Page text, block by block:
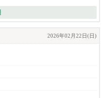
2026年02月22日(日)